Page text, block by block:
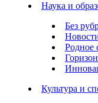
Наука и
Без
Родное
Культура и